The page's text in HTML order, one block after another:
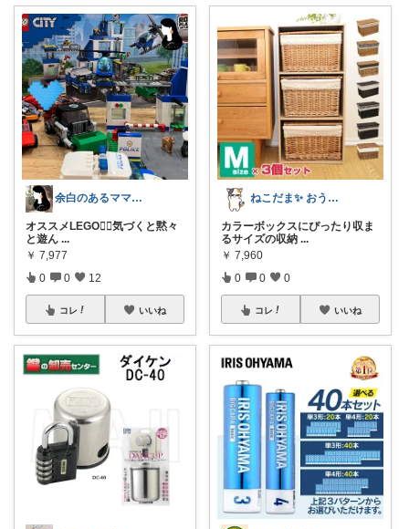
余白のあるママ｜yuu
オススメLEGO❤️‍🔥気づくと黙々
と遊ん ...
￥ 7,977
0 0 12
コレ いいね
ねこだま✨ おうち時間充実ROOM🐾
カラーボックスにぴったり収ま
るサイズの収納 ...
￥ 7,960
0 0 0
コレ いいね